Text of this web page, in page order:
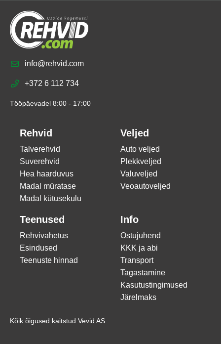
info@rehvid.com
+372 6 112 734
Tööpäevadel 8:00 - 17:00
Rehvid
Talverehvid
Suverehvid
Hea haarduvus
Madal müratase
Madal kütusekulu
Veljed
Auto veljed
Plekkveljed
Valuveljed
Veoautoveljed
Teenused
Rehvivahetus
Esindused
Teenuste hinnad
Info
Ostujuhend
KKK ja abi
Transport
Tagastamine
Kasutustingimused
Järelmaks
Kõik õigused kaitstud Vevid AS